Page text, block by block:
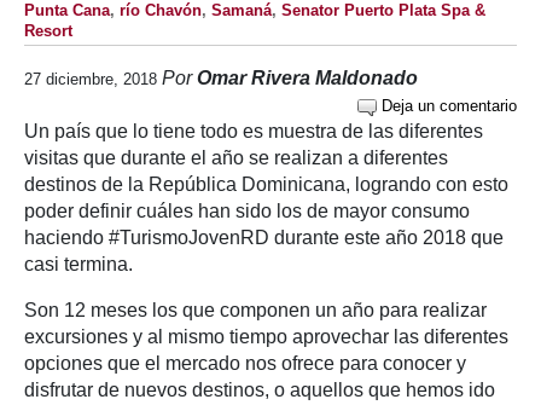
Punta Cana, río Chavón, Samaná, Senator Puerto Plata Spa &
Resort
27 diciembre, 2018 PorOmar Rivera Maldonado
Deja un comentario
Un país que lo tiene todo es muestra de las diferentes
visitas que durante el año se realizan a diferentes
destinos de la República Dominicana, logrando con esto
poder definir cuáles han sido los de mayor consumo
haciendo #TurismoJovenRD durante este año 2018 que
casi termina.
Son 12 meses los que componen un año para realizar
excursiones y al mismo tiempo aprovechar las diferentes
opciones que el mercado nos ofrece para conocer y
disfrutar de nuevos destinos, o aquellos que hemos ido